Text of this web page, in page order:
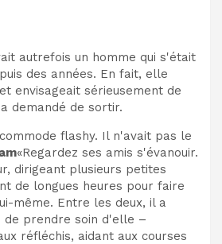
autrefois un homme qui s'était
des années. En fait, elle
envisageait sérieusement de
demandé de sortir.
flashy. Il n'avait pas le
«Regardez ses amis s'évanouir.
dirigeant plusieurs petites
de longues heures pour faire
même. Entre les deux, il a
de prendre soin d'elle –
réfléchis, aidant aux courses